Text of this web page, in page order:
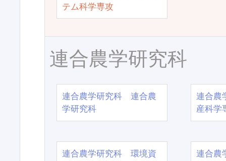
テム科学専攻
連合農学研究科
連合農学研究科 連合農
学研究科
連合農
産科学
連合農学研究科 環境資
連合農